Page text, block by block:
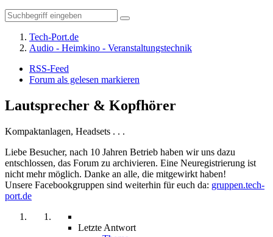
Tech-Port.de
Audio - Heimkino - Veranstaltungstechnik
RSS-Feed
Forum als gelesen markieren
Lautsprecher & Kopfhörer
Kompaktanlagen, Headsets . . .
Liebe Besucher, nach 10 Jahren Betrieb haben wir uns dazu
entschlossen, das Forum zu archivieren. Eine Neuregistrierung ist
nicht mehr möglich. Danke an alle, die mitgewirkt haben!
Unsere Facebookgruppen sind weiterhin für euch da: gruppen.tech-
port.de
Letzte Antwort